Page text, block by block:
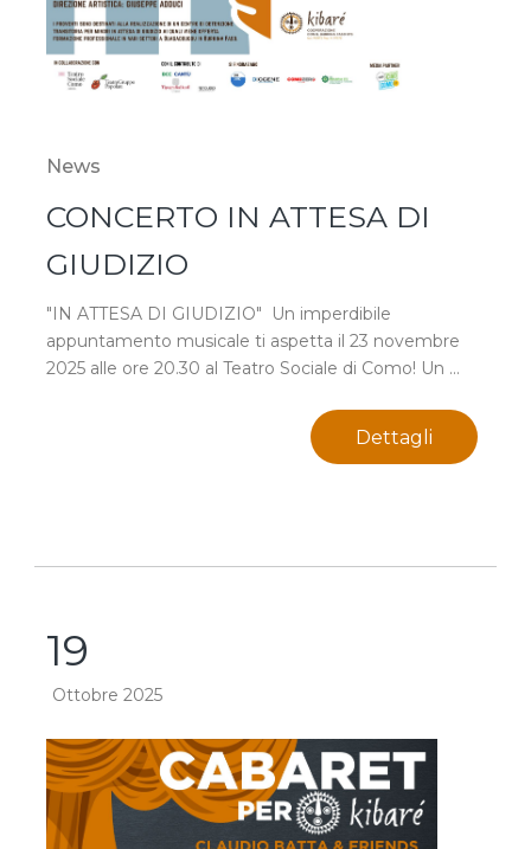
News
CONCERTO IN ATTESA DI
GIUDIZIO
"IN ATTESA DI GIUDIZIO" Un imperdibile
appuntamento musicale ti aspetta il 23 novembre
2025 alle ore 20.30 al Teatro Sociale di Como! Un ...
Dettagli
19
Ottobre 2025